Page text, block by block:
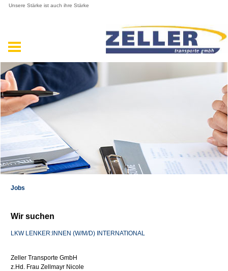
Unsere Stärke ist auch ihre Stärke
Jobs
Wir suchen
LKW LENKER:INNEN (W/M/D) INTERNATIONAL
Zeller Transporte GmbH
z.Hd. Frau Zellmayr Nicole